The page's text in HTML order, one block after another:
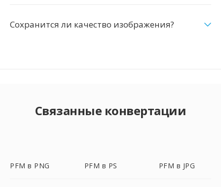
Сохранится ли качество изображения?
Связанные конвертации
PFM в PNG PFM в PS PFM в JPG